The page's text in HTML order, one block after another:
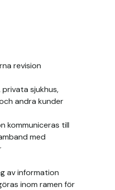
revision
privata sjukhus,
andra kunder
kommuniceras till
med
av information
inom ramen för